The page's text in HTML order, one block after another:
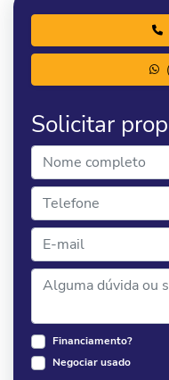
Solicitar
Financiamento?
Negociar usado